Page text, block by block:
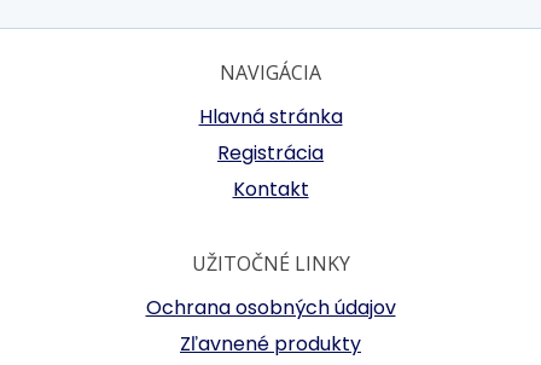
NAVIGÁCIA
Hlavná stránka
Registrácia
Kontakt
UŽITOČNÉ LINKY
Ochrana osobných údajov
Zľavnené produkty